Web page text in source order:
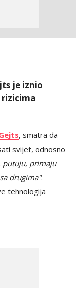
je iznio
rizicima
, smatra da
svijet, odnosno
putuju, primaju
drugima".
tehnologija